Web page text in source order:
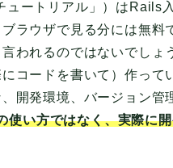
ートリアル」）はRails
ラウザで見る分には無料
われるのではないでしょ
コードを書いて）作って
開発環境、バージョン管
使い方ではなく、実際に